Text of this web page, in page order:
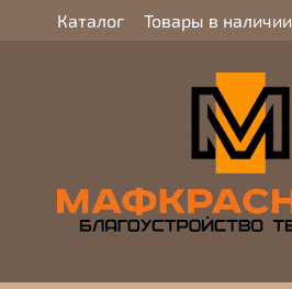
Каталог Товары в наличии